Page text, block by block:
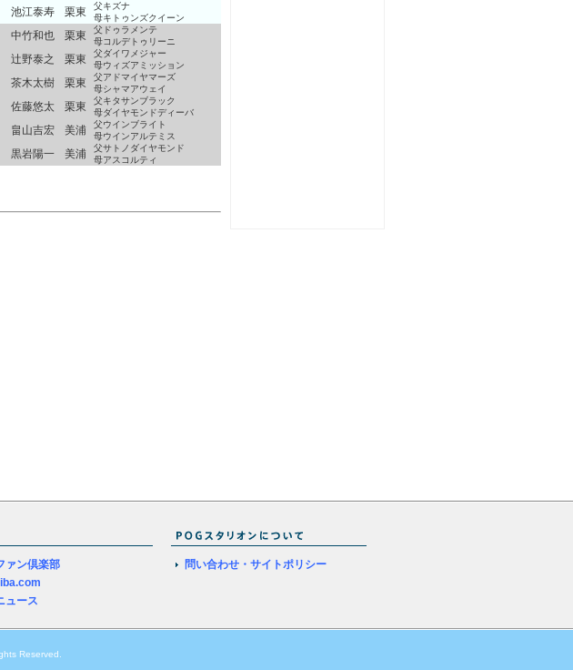
池江泰寿 栗東
父キズナ
母キトゥンズクイーン
中竹和也 栗東
父ドゥラメンテ
母コルデトゥリーニ
辻野泰之 栗東
父ダイワメジャー
母ウィズアミッション
茶木太樹 栗東
父アドマイヤマーズ
母シャマアウェイ
佐藤悠太 栗東
父キタサンブラック
母ダイヤモンドディーバ
畠山吉宏 美浦
父ウインブライト
母ウインアルテミス
黒岩陽一 美浦
父サトノダイヤモンド
母アスコルティ
ァン倶楽部
ュース
問い合わせ・サイトポリシー
Reserved.